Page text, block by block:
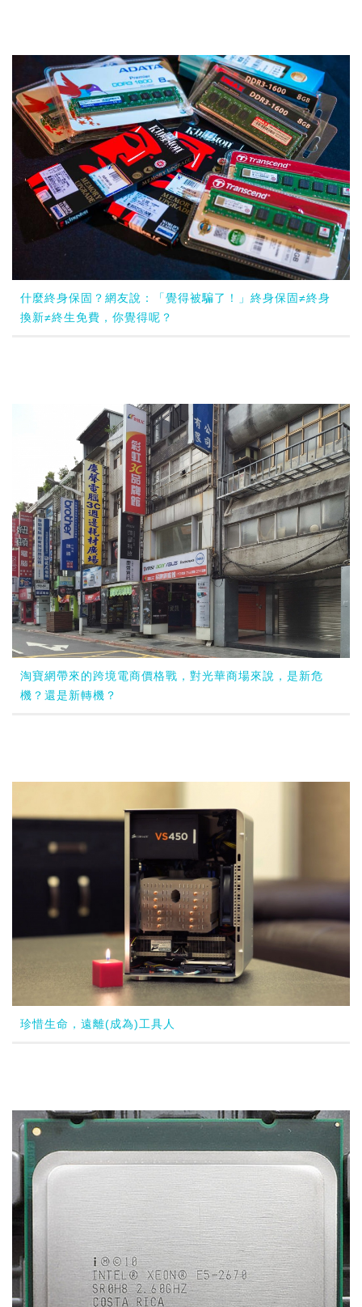
什麼終身保固？網友說：「覺得被騙了！」終身保固≠終身
換新≠終生免費，你覺得呢？
淘寶網帶來的跨境電商價格戰，對光華商場來說，是新危
機？還是新轉機？
珍惜生命，遠離(成為)工具人